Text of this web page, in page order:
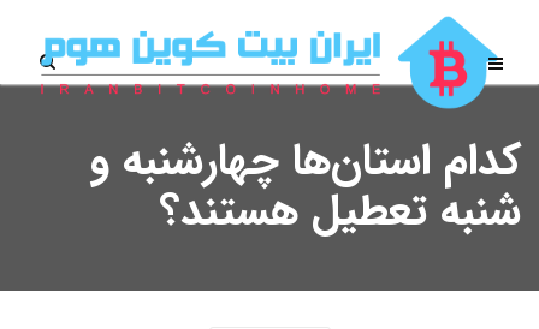
کدام استان‌ها چهارشنبه و
شنبه تعطیل هستند؟